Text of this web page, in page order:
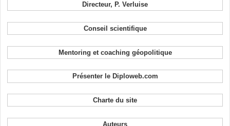
Directeur, P. Verluise
Conseil scientifique
Mentoring et coaching géopolitique
Présenter le Diploweb.com
Charte du site
Auteurs